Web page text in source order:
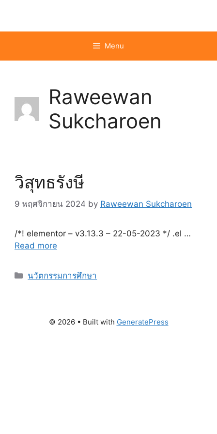
content
Menu
Raweewan
Sukcharoen
วิสุทธรังษี
9 พฤศจิกายน 2024 by Raweewan Sukcharoen
/*! elementor – v3.13.3 – 22-05-2023 */ .el …
Read more
Categories
นวัตกรรมการศึกษา
© 2026 • Built with GeneratePress